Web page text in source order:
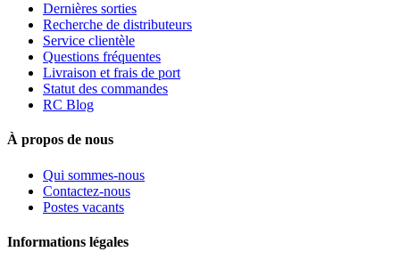
Dernières sorties
Recherche de distributeurs
Service clientèle
Questions fréquentes
Livraison et frais de port
Statut des commandes
RC Blog
À propos de nous
Qui sommes-nous
Contactez-nous
Postes vacants
Informations légales